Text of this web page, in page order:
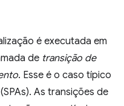
é executada em
de transição de
. Esse é o caso típico
As transições de